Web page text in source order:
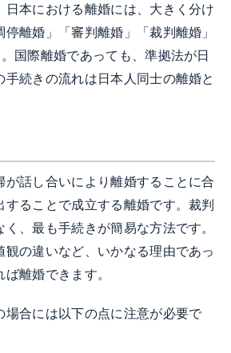
日本における離婚には、大きく分け
離婚」「審判離婚」「裁判離婚」
国際離婚であっても、準拠法が日
手続きの流れは日本人同士の離婚と
が話し合いにより離婚することに合
することで成立する離婚です。裁判
、最も手続きが簡易な方法です。
観の違いなど、いかなる理由であっ
離婚できます。
場合には以下の点に注意が必要で